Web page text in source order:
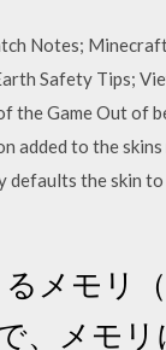
Notes;
Safety Tips;
the Game Out of
added to the
defaults the skin
メモリ
、メモ